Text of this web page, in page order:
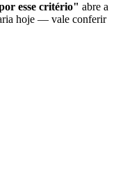
esse critério" abre a
hoje — vale conferir